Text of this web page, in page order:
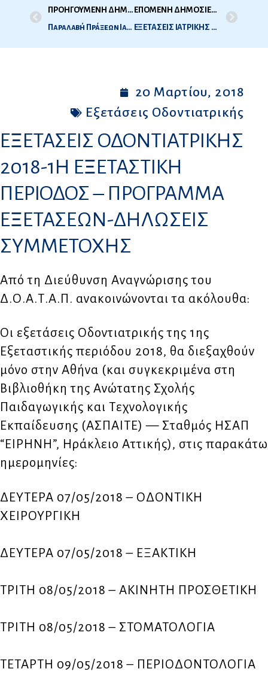
ΠΡΟΗΓΟΥΜΕΝΗ ΔΗΜΟΣΙΕΥΣΗ
Παραλαβή Πράξεων Ιατρικής – Οδοντιατρικής 2ης Εξεταστικής Περιόδου 2017
ΕΠΟΜΕΝΗ ΔΗΜΟΣΙΕΥΣΗ
ΕΞΕΤΑΣΕΙΣ ΙΑΤΡΙΚΗΣ 2018 -1Η ΕΞΕΤΑΣΤΙΚΗ ΠΕΡΙΟΔΟΣ ΠΡΟΓΡΑΜΜΑ ΕΞΕΤΑΣΕΩΝ- ΔΗΛΩΣΕΙΣ ΣΥΜΜΕΤΟΧΗΣ
20 Μαρτίου, 2018
Εξετάσεις Οδοντιατρικής
ΕΞΕΤΑΣΕΙΣ ΟΔΟΝΤΙΑΤΡΙΚΗΣ
2018-1Η ΕΞΕΤΑΣΤΙΚΗ
ΠΕΡΙΟΔΟΣ – ΠΡΟΓΡΑΜΜΑ
ΕΞΕΤΑΣΕΩΝ-ΔΗΛΩΣΕΙΣ
ΣΥΜΜΕΤΟΧΗΣ
Από τη Διεύθυνση Αναγνώρισης του
Δ.Ο.Α.Τ.Α.Π. ανακοινώνονται τα ακόλουθα:
Οι εξετάσεις Οδοντιατρικής της 1ης
Εξεταστικής περιόδου 2018, θα διεξαχθούν
μόνο στην Αθήνα (και συγκεκριμένα στη
Βιβλιοθήκη της Ανώτατης Σχολής
Παιδαγωγικής και Τεχνολογικής
Εκπαίδευσης (ΑΣΠΑΙΤΕ) — Σταθμός ΗΣΑΠ
“ΕΙΡΗΝΗ”, Ηράκλειο Αττικής), στις παρακάτω
ημερομηνίες:
ΔΕΥΤΕΡΑ 07/05/2018 – ΟΔΟΝΤΙΚΗ
ΧΕΙΡΟΥΡΓΙΚΗ
ΔΕΥΤΕΡΑ 07/05/2018 – ΕΞΑΚΤΙΚΗ
ΤΡΙΤΗ 08/05/2018 – ΑΚΙΝΗΤΗ ΠΡΟΣΘΕΤΙΚΗ
ΤΡΙΤΗ 08/05/2018 – ΣΤΟΜΑΤΟΛΟΓΙΑ
ΤΕΤΑΡΤΗ 09/05/2018 – ΠΕΡΙΟΔΟΝΤΟΛΟΓΙΑ